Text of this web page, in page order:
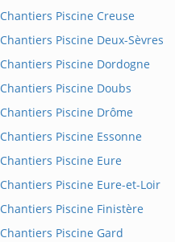
Chantiers Piscine Creuse
Chantiers Piscine Deux-Sèvres
Chantiers Piscine Dordogne
Chantiers Piscine Doubs
Chantiers Piscine Drôme
Chantiers Piscine Essonne
Chantiers Piscine Eure
Chantiers Piscine Eure-et-Loir
Chantiers Piscine Finistère
Chantiers Piscine Gard